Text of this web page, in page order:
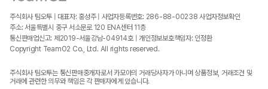
주식회사 팀오투 | 대표자: 홍성주 | 사업자등록번호: 286-88-00238 사업자정보확인
주소: 서울특별시 중구 서소문로 120 ENA센터 11층
통신판매업신고: 제2019-서울강남-04914호 | 개인정보보호책임자: 인정환
Copyright TeamO2 Co., Ltd. All rights reserved.
주식회사 팀오투는 통신판매중개자로서 카모아의 거래당사자가 아니며 상품정보, 거래조건 및
거래에 관련한 의무와 책임은 각 판매자에게 있습니다.